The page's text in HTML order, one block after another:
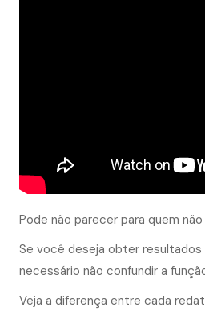
Pode não parecer para quem
Se você deseja obter resultados
necessário não confundir a
Veja a diferença entre cada